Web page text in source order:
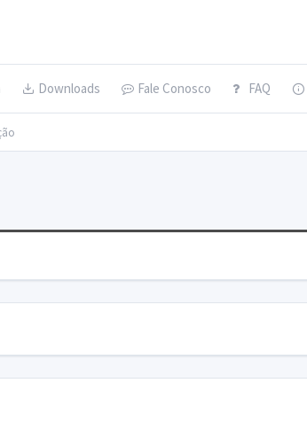
Downloads Fale Conosco FAQ